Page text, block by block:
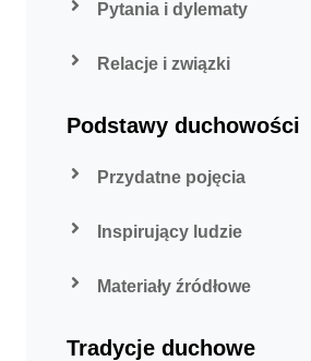
Pytania i dylematy
Relacje i związki
Podstawy duchowości
Przydatne pojęcia
Inspirujący ludzie
Materiały źródłowe
Tradycje duchowe